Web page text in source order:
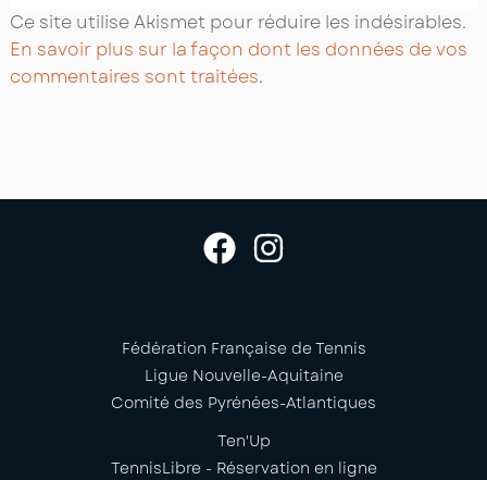
Ce site utilise Akismet pour réduire les indésirables.
En savoir plus sur la façon dont les données de vos
commentaires sont traitées.
Fédération Française de Tennis
Ligue Nouvelle-Aquitaine
Comité des Pyrénées-Atlantiques
Ten'Up
TennisLibre - Réservation en ligne